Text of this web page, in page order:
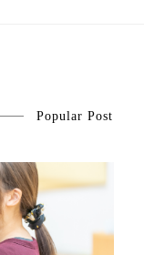
Popular Post